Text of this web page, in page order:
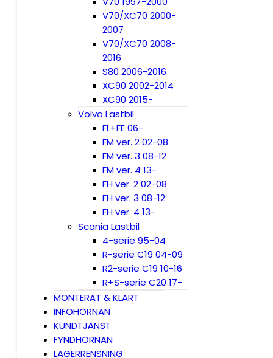
V70/XC70 2000-
2007
V70/XC70 2008-
2016
S80 2006-2016
XC90 2002-2014
XC90 2015-
Volvo Lastbil
FL+FE 06-
FM ver. 2 02-08
FM ver. 3 08-12
FM ver. 4 13-
FH ver. 2 02-08
FH ver. 3 08-12
FH ver. 4 13-
Scania Lastbil
4-serie 95-04
R-serie C19 04-09
R2-serie C19 10-16
R+S-serie C20 17-
MONTERAT & KLART
INFOHÖRNAN
KUNDTJÄNST
FYNDHÖRNAN
LAGERRENSNING